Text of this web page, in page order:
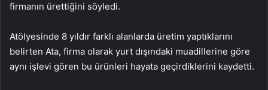
firmanın ürettiğini söyledi.
Atölyesinde 8 yıldır farklı alanlarda üretim yaptıklarını
belirten Ata, firma olarak yurt dışındaki muadillerine göre
aynı işlevi gören bu ürünleri hayata geçirdiklerini kaydetti.